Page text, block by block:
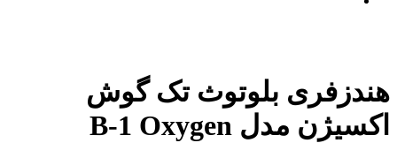
هندزفری بلوتوث تک گوش
اکسیژن مدل B-1 Oxygen